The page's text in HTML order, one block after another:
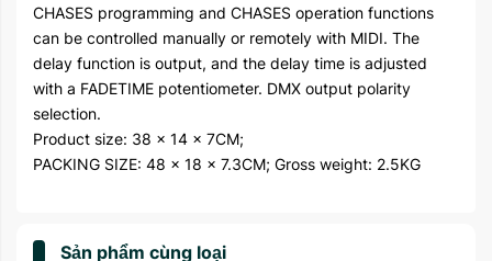
CHASES programming and CHASES operation functions
can be controlled manually or remotely with MIDI. The
delay function is output, and the delay time is adjusted
with a FADETIME potentiometer. DMX output polarity
selection.
Product size: 38 x 14 x 7CM;
PACKING SIZE: 48 x 18 x 7.3CM; Gross weight: 2.5KG
Sản phẩm cùng loại